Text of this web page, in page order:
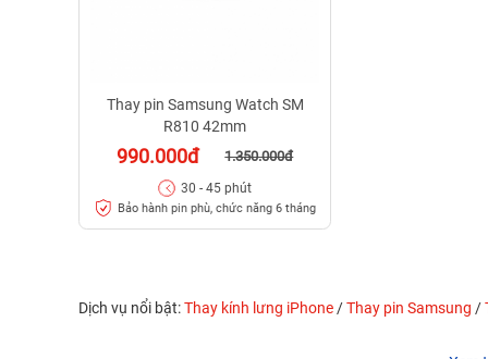
Thay pin Samsung Watch SM
R810 42mm
990.000đ 1.350.000đ
30 - 45 phút
Bảo hành pin phù, chức năng 6 tháng
Dịch vụ nổi bật:Thay kính lưng iPhone /Thay pin Samsung /